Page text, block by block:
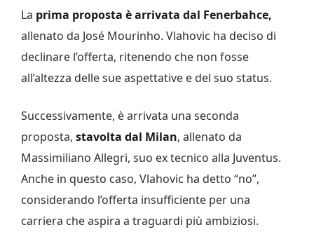
La prima proposta è arrivata dal Fenerbahce,
allenato da José Mourinho. Vlahovic ha deciso di
declinare l’offerta, ritenendo che non fosse
all’altezza delle sue aspettative e del suo status.
Successivamente, è arrivata una seconda
proposta, stavolta dal Milan, allenato da
Massimiliano Allegri, suo ex tecnico alla Juventus.
Anche in questo caso, Vlahovic ha detto “no”,
considerando l’offerta insufficiente per una
carriera che aspira a traguardi più ambiziosi.